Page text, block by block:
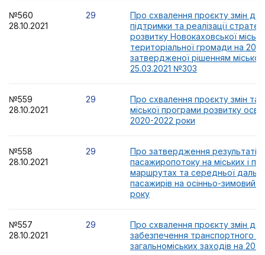
№560
28.10.2021
29
Про схвалення проєкту змін до
підтримки та реалізації
розвитку Новокаховської
територіальної громади на
затвердженої рішенням міської
25.03.2021 №303
№559
28.10.2021
29
Про схвалення проєкту змін та
міської програми розвитку
2020-2022 роки
№558
28.10.2021
29
Про затвердження
пасажиропотоку на міських і
маршрутах та середньої
пасажирів на осінньо-зимовий
року
№557
28.10.2021
29
Про схвалення проєкту змін до
забезпечення транспортного
загальноміських заходів на 2021